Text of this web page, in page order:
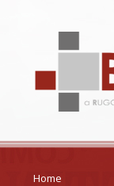
Home